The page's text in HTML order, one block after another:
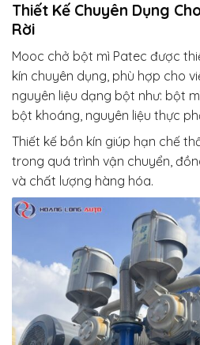
Thiết Kế Chuyên Dụng
Rời
Mooc chở bột mì Patec được
kín chuyên dụng, phù hợp cho
nguyên liệu dạng bột như: bột
bột khoáng, nguyên liệu thực
Thiết kế bồn kín giúp hạn chế
trong quá trình vận chuyển,
và chất lượng hàng hóa.